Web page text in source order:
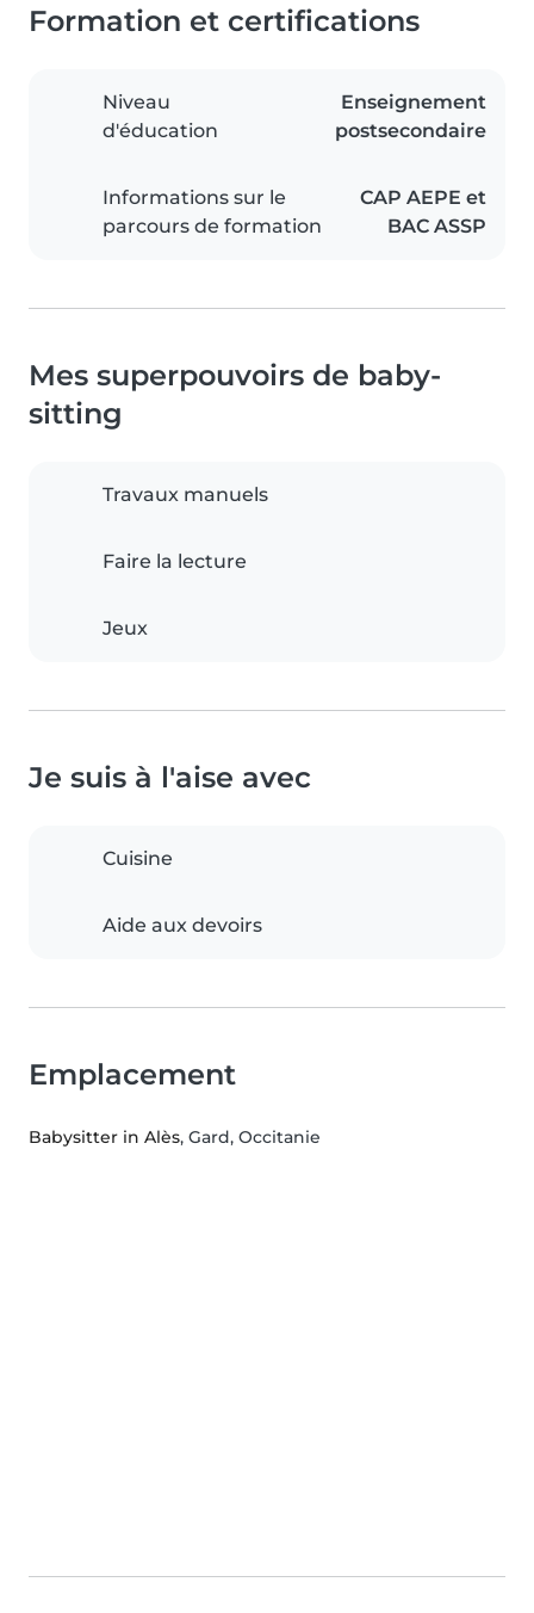
Formation et certifications
Niveau
d'éducation
Enseignement
postsecondaire
Informations sur le
parcours de formation
CAP AEPE et
BAC ASSP
Mes superpouvoirs de baby-
sitting
Travaux manuels
Faire la lecture
Jeux
Je suis à l'aise avec
Cuisine
Aide aux devoirs
Emplacement
Babysitter in Alès, Gard, Occitanie